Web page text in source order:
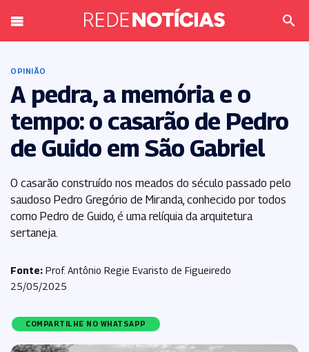
OPINIÃO
A pedra, a memória e o
tempo: o casarão de Pedro
de Guido em São Gabriel
O casarão construído nos meados do século passado pelo
saudoso Pedro Gregório de Miranda, conhecido por todos
como Pedro de Guido, é uma relíquia da arquitetura
sertaneja.
Fonte: Prof. Antônio Regie Evaristo de Figueiredo
25/05/2025
COMPARTILHE NO WHATSAPP